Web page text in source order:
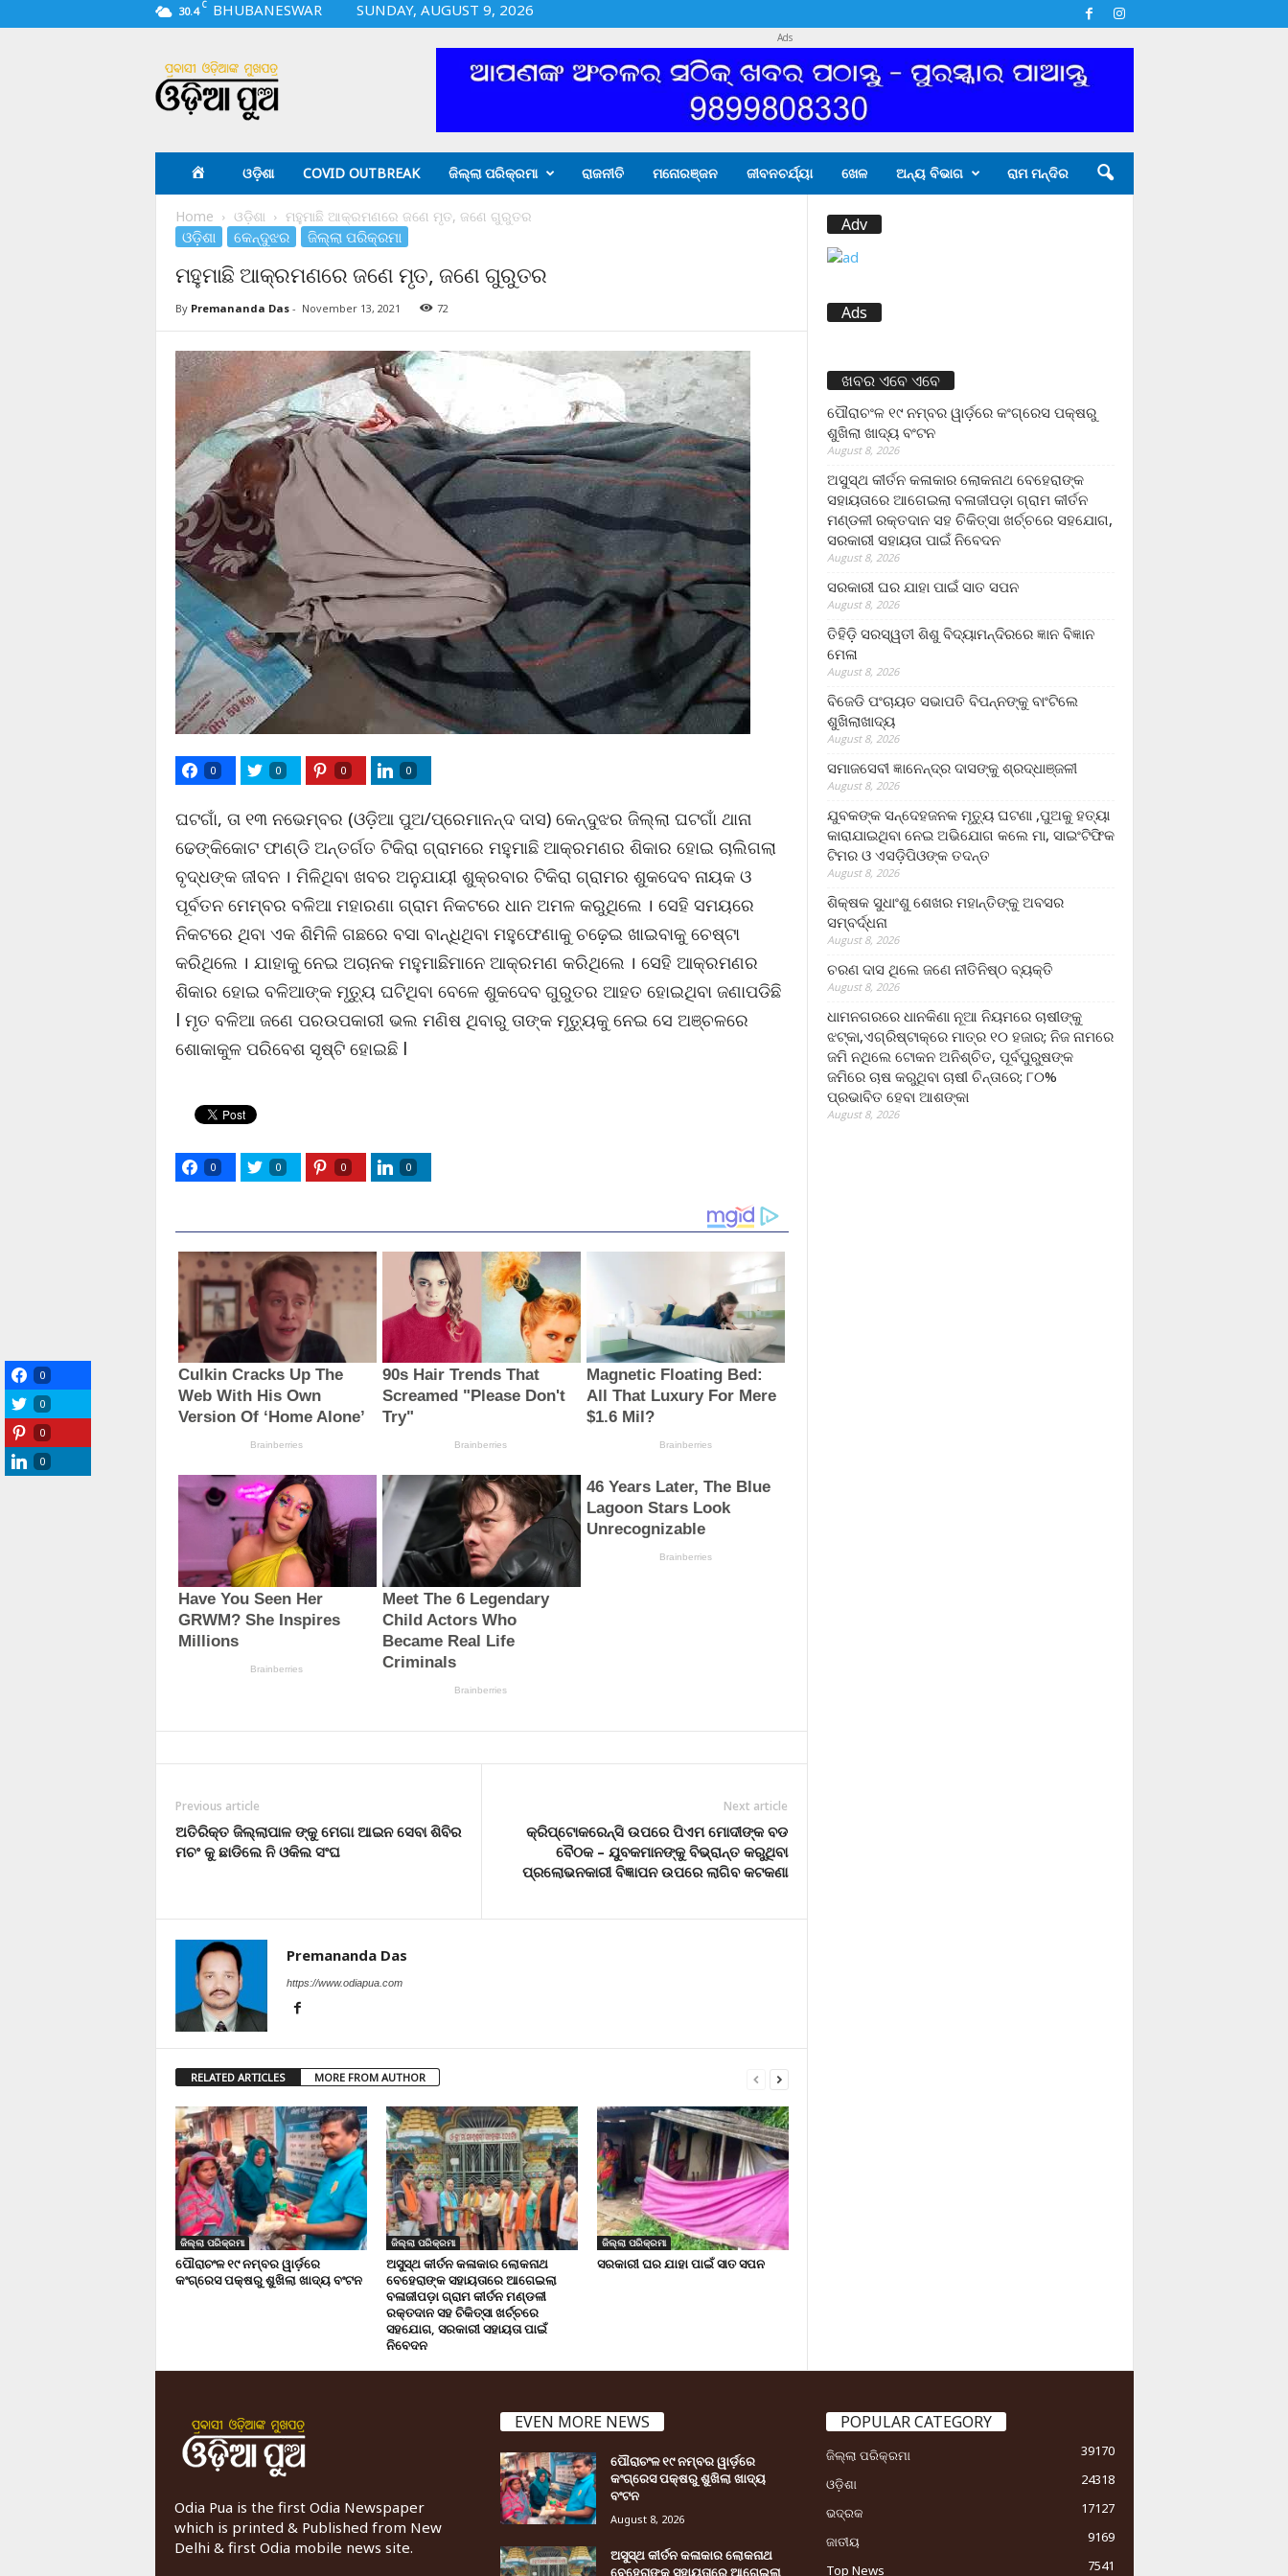
30.4 C BHUBANESWAR
SUNDAY, AUGUST 9, 2026
i
a
Ads
ଓଡ଼ିଶା COVID OUTBREAK ଜିଲ୍ଲା ପରିକ୍ରମା ରାଜନୀତି ମନୋରଞ୍ଜନ ଜୀବନଚର୍ଯ୍ୟା ଖେଳ ଅନ୍ୟ ବିଭାଗ ରାମ ମନ୍ଦିର
Home ଓଡ଼ିଶା ମହୁମାଛି ଆକ୍ରମଣରେ ଜଣେ ମୃତ, ଜଣେ ଗୁରୁତର
ଓଡ଼ିଶା କେନ୍ଦୁଝର ଜିଲ୍ଲା ପରିକ୍ରମା
ମହୁମାଛି ଆକ୍ରମଣରେ ଜଣେ ମୃତ, ଜଣେ ଗୁରୁତର
By Premananda Das- November 13, 2021 72
0 0 0 0
ଘଟଗାଁ, ତା ୧୩ ନଭେମ୍ବର (ଓଡ଼ିଆ ପୁଅ/ପ୍ରେମାନନ୍ଦ ଦାସ) କେନ୍ଦୁଝର ଜିଲ୍ଲା ଘଟଗାଁ ଥାନା
ଢେଙ୍କିକୋଟ ଫାଣ୍ଡି ଅନ୍ତର୍ଗତ ଟିକିରା ଗ୍ରାମରେ ମହୁମାଛି ଆକ୍ରମଣର ଶିକାର ହୋଇ ଚାଲିଗଲା
ବୃଦ୍ଧଙ୍କ ଜୀବନ । ମିଳିଥିବା ଖବର ଅନୁଯାୟୀ ଶୁକ୍ରବାର ଟିକିରା ଗ୍ରାମର ଶୁକଦେବ ନାୟକ ଓ
ପୂର୍ବତନ ମେମ୍ବର ବଳିଆ ମହାରଣା ଗ୍ରାମ ନିକଟରେ ଧାନ ଅମଳ କରୁଥିଲେ । ସେହି ସମୟରେ
ନିକଟରେ ଥିବା ଏକ ଶିମିଳି ଗଛରେ ବସା ବାନ୍ଧିଥିବା ମହୁଫେଣାକୁ ଚଢ଼େଇ ଖାଇବାକୁ ଚେଷ୍ଟା
କରିଥିଲେ । ଯାହାକୁ ନେଇ ଅଚାନକ ମହୁମାଛିମାନେ ଆକ୍ରମଣ କରିଥିଲେ । ସେହି ଆକ୍ରମଣର
ଶିକାର ହୋଇ ବଳିଆଙ୍କ ମୃତ୍ୟୁ ଘଟିଥିବା ବେଳେ ଶୁକଦେବ ଗୁରୁତର ଆହତ ହୋଇଥିବା ଜଣାପଡିଛି
l ମୃତ ବଳିଆ ଜଣେ ପରଉପକାରୀ ଭଲ ମଣିଷ ଥିବାରୁ ତାଙ୍କ ମୃତ୍ୟୁକୁ ନେଇ ସେ ଅଞ୍ଚଳରେ
ଶୋକାକୁଳ ପରିବେଶ ସୃଷ୍ଟି ହୋଇଛି l
0 0 0 0
Previous article
ଅତିରିକ୍ତ ଜିଲ୍ଲାପାଳ ଙ୍କୁ ମେଗା ଆଇନ ସେବା ଶିବିର
ମଚଂ କୁ ଛାଡିଲେ ନି ଓକିଲ ସଂଘ
Next article
କ୍ରିପ୍ଟୋକରେନ୍ସି ଉପରେ ପିଏମ ମୋଦୀଙ୍କ ବଡ
ବୈଠକ – ଯୁବକମାନଙ୍କୁ ବିଭ୍ରାନ୍ତ କରୁଥିବା
ପ୍ରଲୋଭନକାରୀ ବିଜ୍ଞାପନ ଉପରେ ଲାଗିବ କଟକଣା
Premananda Das
https://www.odiapua.com
RELATED ARTICLES MORE FROM AUTHOR
ଜିଲ୍ଲା ପରିକ୍ରମା
ପୌରାଚଂଳ ୧୯ ନମ୍ବର ୱାର୍ଡ଼ରେ
କଂଗ୍ରେସ ପକ୍ଷରୁ ଶୁଖିଲା ଖାଦ୍ୟ ବଂଟନ
ଜିଲ୍ଲା ପରିକ୍ରମା
ଅସୁସ୍ଥ କୀର୍ତନ କଳାକାର ଲୋକନାଥ
ବେହେରାଙ୍କ ସହାୟତାରେ ଆଗେଇଲା
ବଳାଜୀପଡ଼ା ଗ୍ରାମ କୀର୍ତନ ମଣ୍ଡଳୀ
ରକ୍ତଦାନ ସହ ଚିକିତ୍ସା ଖର୍ଚ୍ଚରେ
ସହଯୋଗ, ସରକାରୀ ସହାୟତା ପାଇଁ
ନିବେଦନ
ଜିଲ୍ଲା ପରିକ୍ରମା
ସରକାରୀ ଘର ଯାହା ପାଇଁ ସାତ ସପନ
Adv
Ads
ଖବର ଏବେ ଏବେ
ପୌରାଚଂଳ ୧୯ ନମ୍ବର ୱାର୍ଡ଼ରେ କଂଗ୍ରେସ ପକ୍ଷରୁ
ଶୁଖିଲା ଖାଦ୍ୟ ବଂଟନ
August 8, 2026
ଅସୁସ୍ଥ କୀର୍ତନ କଳାକାର ଲୋକନାଥ ବେହେରାଙ୍କ
ସହାୟତାରେ ଆଗେଇଲା ବଳାଜୀପଡ଼ା ଗ୍ରାମ କୀର୍ତନ
ମଣ୍ଡଳୀ ରକ୍ତଦାନ ସହ ଚିକିତ୍ସା ଖର୍ଚ୍ଚରେ ସହଯୋଗ,
ସରକାରୀ ସହାୟତା ପାଇଁ ନିବେଦନ
August 8, 2026
ସରକାରୀ ଘର ଯାହା ପାଇଁ ସାତ ସପନ
August 8, 2026
ତିହିଡି଼ ସରସ୍ୱତୀ ଶିଶୁ ବିଦ୍ୟାମନ୍ଦିରରେ ଜ୍ଞାନ ବିଜ୍ଞାନ
ମେଳା
August 8, 2026
ବିଜେଡି ପଂଚାୟତ ସଭାପତି ବିପନ୍ନଙ୍କୁ ବାଂଟିଲେ
ଶୁଖିଲାଖାଦ୍ୟ
August 8, 2026
ସମାଜସେବୀ ଜ୍ଞାନେନ୍ଦ୍ର ଦାସଙ୍କୁ ଶ୍ରଦ୍ଧାଞ୍ଜଳୀ
August 8, 2026
ଯୁବକଙ୍କ ସନ୍ଦେହଜନକ ମୃତ୍ୟୁ ଘଟଣା ,ପୁଅକୁ ହତ୍ୟା
କାରାଯାଇଥିବା ନେଇ ଅଭିଯୋଗ କଲେ ମା, ସାଇଂଟିଫିକ
ଟିମର ଓ ଏସଡ଼ିପିଓଙ୍କ ତଦନ୍ତ
August 8, 2026
ଶିକ୍ଷକ ସୁଧାଂଶୁ ଶେଖର ମହାନ୍ତିଙ୍କୁ ଅବସର
ସମ୍ବର୍ଦ୍ଧନା
August 8, 2026
ଚରଣ ଦାସ ଥିଲେ ଜଣେ ନୀତିନିଷ୍ଠ ବ୍ୟକ୍ତି
August 8, 2026
ଧାମନଗରରେ ଧାନକିଣା ନୂଆ ନିୟମରେ ଚାଷୀଙ୍କୁ
ଝଟ୍‌କା,ଏଗ୍ରିଷ୍ଟାକ୍‌ରେ ମାତ୍ର ୧୦ ହଜାର; ନିଜ ନାମରେ
ଜମି ନଥିଲେ ଟୋକନ ଅନିଶ୍ଚିତ, ପୂର୍ବପୁରୁଷଙ୍କ
ଜମିରେ ଚାଷ କରୁଥିବା ଚାଷୀ ଚିନ୍ତାରେ; ୮୦%
ପ୍ରଭାବିତ ହେବା ଆଶଙ୍କା
August 8, 2026
Odia Pua is the first Odia Newspaper
which is printed & Published from New
Delhi & first Odia mobile news site.
EVEN MORE NEWS
ପୌରାଚଂଳ ୧୯ ନମ୍ବର ୱାର୍ଡ଼ରେ
କଂଗ୍ରେସ ପକ୍ଷରୁ ଶୁଖିଲା ଖାଦ୍ୟ
ବଂଟନ
August 8, 2026
ଅସୁସ୍ଥ କୀର୍ତନ କଳାକାର ଲୋକନାଥ
ବେହେରାଙ୍କ ସହାୟତାରେ ଆଗେଇଲା
POPULAR CATEGORY
ଜିଲ୍ଲା ପରିକ୍ରମା
39170
ଓଡ଼ିଶା
24318
ଭଦ୍ରକ
17127
ଜାତୀୟ
9169
Top News
7541
0
0
0
0